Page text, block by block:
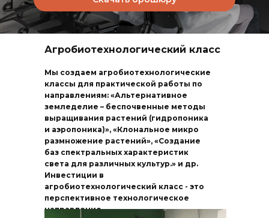
Агробиотехнологический класс
Мы создаем агробиотехнологические
классы для практической работы по
направлениям: «Альтернативное
земледелие – беспочвенные методы
выращивания растений (гидропоника
и аэропоника)», «Клональное микро
размножение растений», «Создание
баз спектральных характеристик
света для различных культур.» и др.
Инвестиции в
агробиотехнологический класс - это
перспективное технологическое
направление.